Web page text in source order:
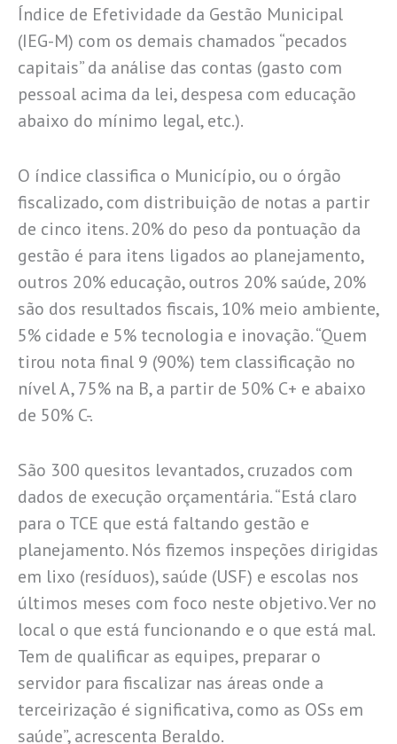
Índice de Efetividade da Gestão Municipal
(IEG-M) com os demais chamados “pecados
capitais” da análise das contas (gasto com
pessoal acima da lei, despesa com educação
abaixo do mínimo legal, etc.).
O índice classifica o Município, ou o órgão
fiscalizado, com distribuição de notas a partir
de cinco itens. 20% do peso da pontuação da
gestão é para itens ligados ao planejamento,
outros 20% educação, outros 20% saúde, 20%
são dos resultados fiscais, 10% meio ambiente,
5% cidade e 5% tecnologia e inovação. “Quem
tirou nota final 9 (90%) tem classificação no
nível A, 75% na B, a partir de 50% C+ e abaixo
de 50% C-.
São 300 quesitos levantados, cruzados com
dados de execução orçamentária. “Está claro
para o TCE que está faltando gestão e
planejamento. Nós fizemos inspeções dirigidas
em lixo (resíduos), saúde (USF) e escolas nos
últimos meses com foco neste objetivo. Ver no
local o que está funcionando e o que está mal.
Tem de qualificar as equipes, preparar o
servidor para fiscalizar nas áreas onde a
terceirização é significativa, como as OSs em
saúde”, acrescenta Beraldo.